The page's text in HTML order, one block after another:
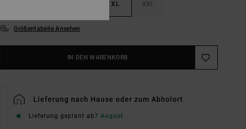
XL XXL
Größentabelle Ansehen
IN DEN WARENKORB
Lieferung nach Hause oder zum Abholort
Lieferung geplant ab7 August